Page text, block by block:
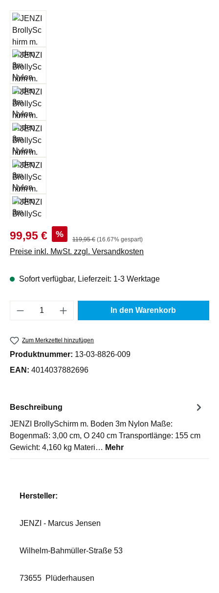
Verkaufspreis:
99,95 € % Regulärer Preis:
119,95 € (16.67% gespart)
Preise inkl. MwSt. zzgl. Versandkosten
Sofort verfügbar, Lieferzeit: 1-3 Werktage
Produkt Anzahl: Gib den gewünschten
In den Warenkorb
Zum Merkzettel hinzufügen
Produktnummer: 13-03-8826-009
EAN: 4014037882696
Beschreibung
JENZI BrollySchirm m. Boden 3m Nylon Maße:
Bogenmaß: 3,00 cm, O 240 cm Transportlänge: 155 cm
Gewicht: 4,160 kg Materi… Mehr
Hersteller:
JENZI - Marcus Jensen
Wilhelm-Bahmüller-Straße 53
73655 Plüderhausen